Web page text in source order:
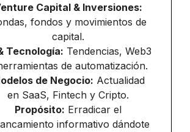
Capital & Inversiones:
fondos y movimientos de
capital.
Tecnología: Tendencias, Web3
de automatización.
de Negocio: Actualidad
en SaaS, Fintech y Cripto.
Propósito: Erradicar el
informativo dándote